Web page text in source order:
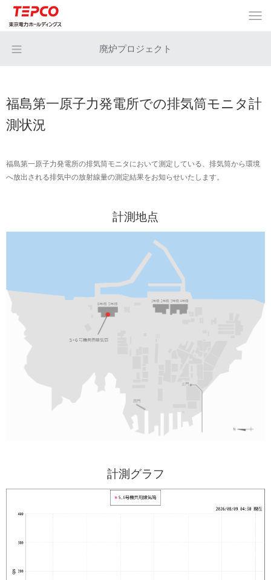
廃炉プロジェクト
福島第一原子力発電所での排気筒モニタ計
測状況
福島第一原子力発電所の排気筒モニタにおいて測定している、排気筒から環境
へ放出される排気中の放射線量の測定結果をお知らせいたします。
計測地点
計測グラフ